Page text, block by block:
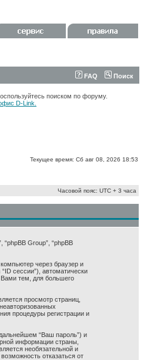
FAQ Поиск
поиском по форуму.
D-Link.
Текущее время: Сб авг 08, 2026 18:53
Часовой пояс: UTC + 3 часа
Group”, “phpBB
через браузер и
сессии”), автоматически
тем, для большего
просмотр страниц,
процедуры регистрации и
“Ваш пароль”) и
информации страны,
необязательной и
отказаться от